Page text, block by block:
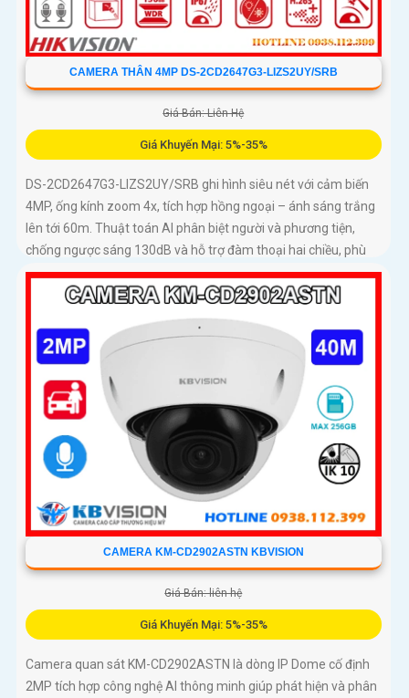
CAMERA THÂN 4MP DS-2CD2647G3-LIZS2UY/SRB
Giá Bán: Liên Hệ
Giá Khuyến Mại: 5%-35%
DS-2CD2647G3-LIZS2UY/SRB ghi hình siêu nét với cảm biến
4MP, ống kính zoom 4x, tích hợp hồng ngoại – ánh sáng trắng
lên tới 60m. Thuật toán AI phân biệt người và phương tiện,
chống ngược sáng 130dB và hỗ trợ đàm thoại hai chiều, phù
hợp giám sát ngoài trời chống nước IP67
CAMERA KM-CD2902ASTN KBVISION
Giá Bán: liên hệ
Giá Khuyến Mại: 5%-35%
Camera quan sát KM-CD2902ASTN là dòng IP Dome cố định
2MP tích hợp công nghệ AI thông minh giúp phát hiện và phân